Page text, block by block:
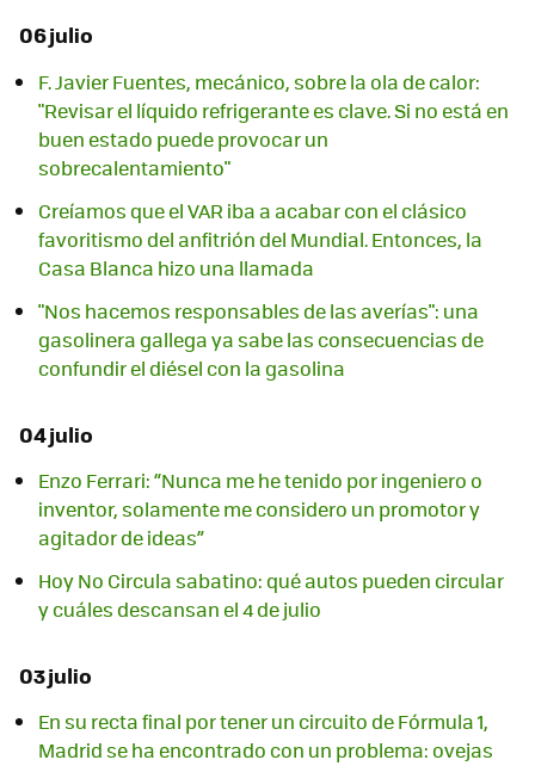
06 julio
F. Javier Fuentes, mecánico, sobre la ola de calor:
"Revisar el líquido refrigerante es clave. Si no está en
buen estado puede provocar un
sobrecalentamiento"
Creíamos que el VAR iba a acabar con el clásico
favoritismo del anfitrión del Mundial. Entonces, la
Casa Blanca hizo una llamada
"Nos hacemos responsables de las averías": una
gasolinera gallega ya sabe las consecuencias de
confundir el diésel con la gasolina
04 julio
Enzo Ferrari: “Nunca me he tenido por ingeniero o
inventor, solamente me considero un promotor y
agitador de ideas”
Hoy No Circula sabatino: qué autos pueden circular
y cuáles descansan el 4 de julio
03 julio
En su recta final por tener un circuito de Fórmula 1,
Madrid se ha encontrado con un problema: ovejas